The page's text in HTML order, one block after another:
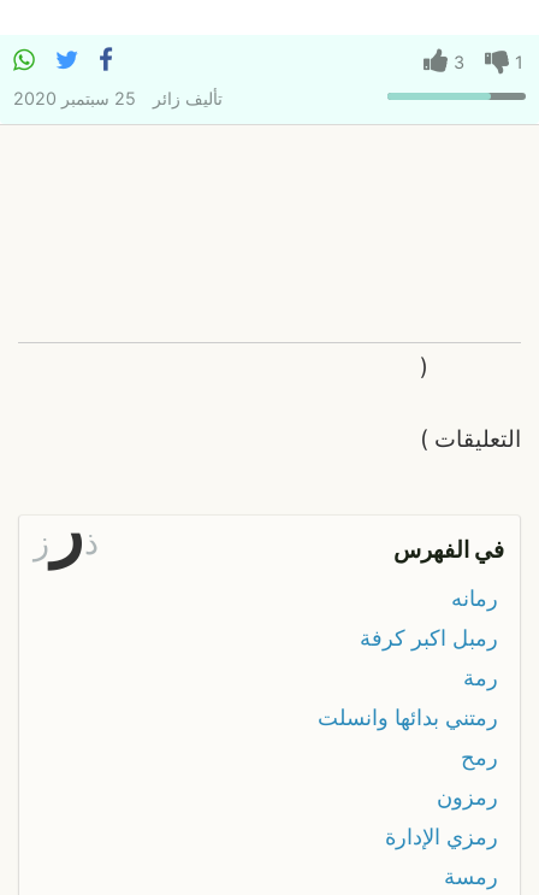
1
3
تأليف زائر 25 سبتمبر 2020
التعليقات
(
)
في الفهرس ذر ز
رمانه
رمبل اكبر كرفة
رمة
رمتني بدائها وانسلت
رمح
رمزون
رمزي الإدارة
رمسة